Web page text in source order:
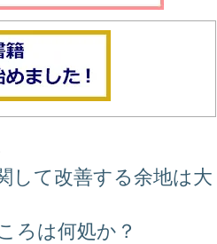
して改善する余地は大
ろは何処か？